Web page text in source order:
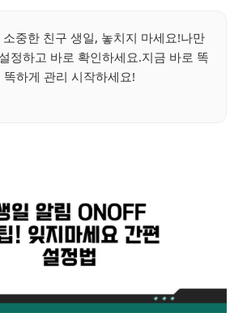
소중한 친구 생일, 놓치지 마세요!나만
정하고 바로 확인하세요.지금 바로 똑
똑하게 관리 시작하세요!